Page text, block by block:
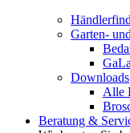
Garten-
Downloads
Alle
Beratung &